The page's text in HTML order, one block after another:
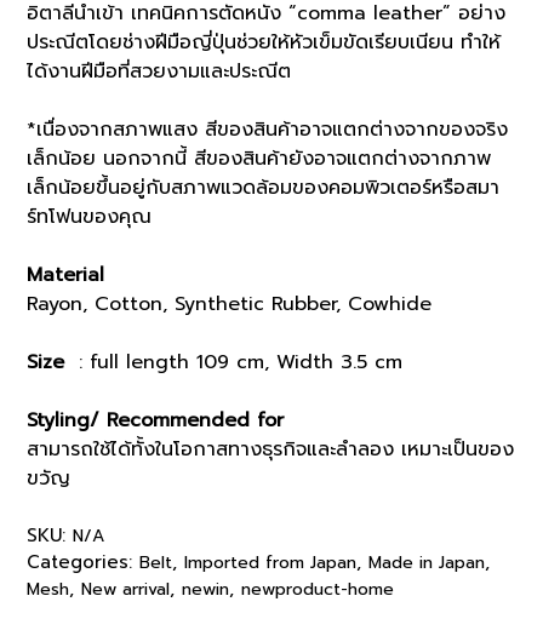
อิตาลีนำเข้า เทคนิคการตัดหนัง “comma leather” อย่าง
ประณีตโดยช่างฝีมือญี่ปุ่นช่วยให้หัวเข็มขัดเรียบเนียน ทำให้
ได้งานฝีมือที่สวยงามและประณีต
*เนื่องจากสภาพแสง สีของสินค้าอาจแตกต่างจากของจริง
เล็กน้อย นอกจากนี้ สีของสินค้ายังอาจแตกต่างจากภาพ
เล็กน้อยขึ้นอยู่กับสภาพแวดล้อมของคอมพิวเตอร์หรือสมา
ร์ทโฟนของคุณ
Material
Rayon, Cotton, Synthetic Rubber, Cowhide
Size: full length 109 cm, Width 3.5 cm
Styling/ Recommended for
สามารถใช้ได้ทั้งในโอกาสทางธุรกิจและลำลอง เหมาะเป็นของ
ขวัญ
SKU: N/A
Categories: Belt, Imported from Japan, Made in Japan,
Mesh, New arrival, newin, newproduct-home